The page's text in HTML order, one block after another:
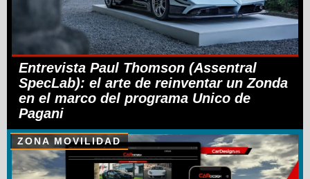
Entrevista Paul Thomson (Assentral
SpecLab): el arte de reinventar un Zonda
en el marco del programa Unico de
Pagani
ZONA MOVILIDAD